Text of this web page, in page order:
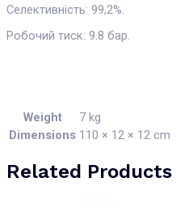
Селективність: 99,2%.
Робочий тиск: 9.8 бар.
Weight
7 kg
Dimensions 110 × 12 × 12 cm
Related Products